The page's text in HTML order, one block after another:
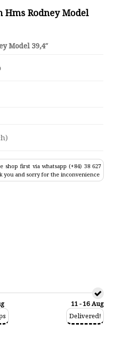
Hms Rodney Model
Model 39,4″
first via whatsapp (+84) 38 627
you and sorry for the inconvenience
11 - 16 Aug
Delivered!